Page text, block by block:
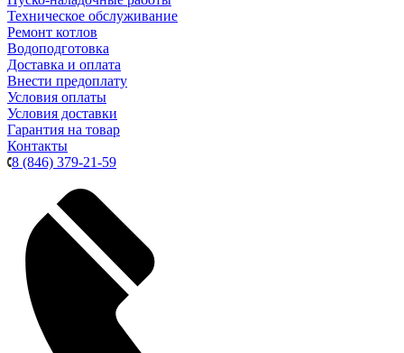
Техническое обслуживание
Ремонт котлов
Водоподготовка
Доставка и оплата
Внести предоплату
Условия оплаты
Условия доставки
Гарантия на товар
Контакты
8 (846) 379-21-59